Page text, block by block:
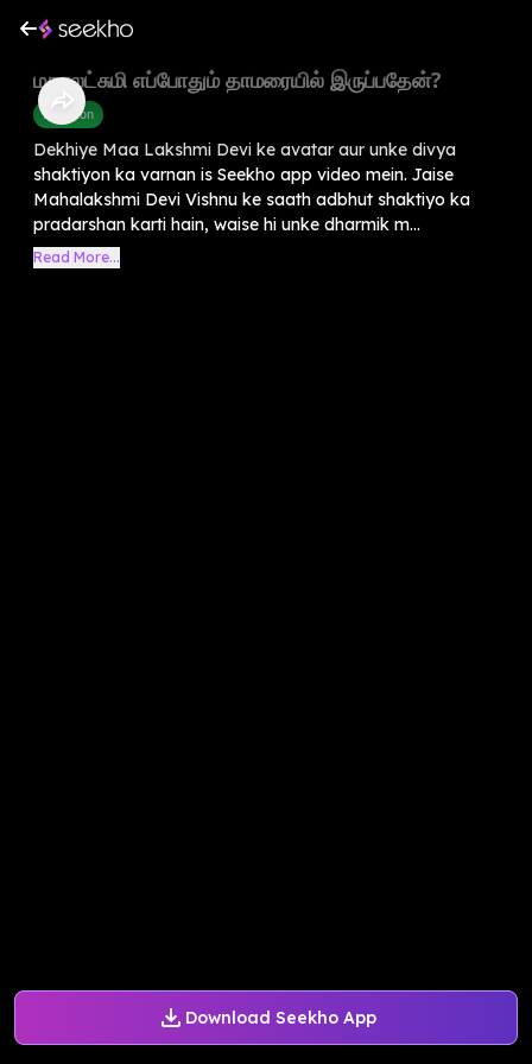
Download Seekho App
மகாலட்சுமி எப்போதும் தாமரையில் இருப்பதேன்?
Devotion
Dekhiye Maa Lakshmi Devi ke avatar aur unke divya
shaktiyon ka varnan is Seekho app video mein. Jaise
Mahalakshmi Devi Vishnu ke saath adbhut shaktiyo ka
pradarshan karti hain, waise hi unke dharmik m...
Read More...